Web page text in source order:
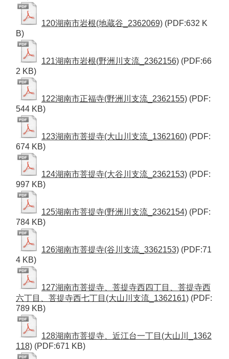
120湖南市岩根(地蔵谷_2362069) (PDF:632 K
B)
121湖南市岩根(野洲川支流_2362156) (PDF:66
2 KB)
122湖南市正福寺(野洲川支流_2362155) (PDF:
544 KB)
123湖南市菩提寺(大山川支流_1362160) (PDF:
674 KB)
124湖南市菩提寺(大谷川支流_2362153) (PDF:
997 KB)
125湖南市菩提寺(野洲川支流_2362154) (PDF:
784 KB)
126湖南市菩提寺(谷川支流_3362153) (PDF:71
4 KB)
127湖南市菩提寺、菩提寺西四丁目、菩提寺西
六丁目、菩提寺西七丁目(大山川支流_1362161) (PDF:
789 KB)
128湖南市菩提寺、近江台一丁目(大山川_1362
118) (PDF:671 KB)